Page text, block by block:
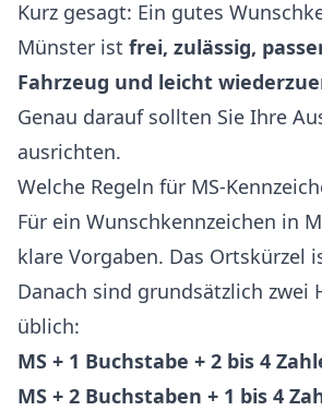
Kurz gesagt: Ein gutes
Münster ist frei, zulässig,
Fahrzeug und leicht
Genau darauf sollten Sie Ihre
ausrichten.
Welche Regeln für MS-
Für ein Wunschkennzeichen in
klare Vorgaben. Das Ortskürzel
Danach sind grundsätzlich zwei
üblich:
MS + 1 Buchstabe + 2 bis 4
MS + 2 Buchstaben + 1 bis 4